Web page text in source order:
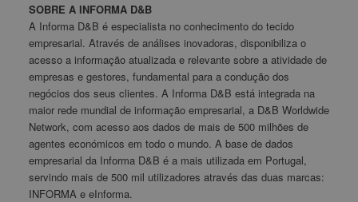
SOBRE A INFORMA D&B
A Informa D&B é especialista no conhecimento do tecido
empresarial. Através de análises inovadoras, disponibiliza o
acesso a informação atualizada e relevante sobre a atividade de
empresas e gestores, fundamental para a condução dos
negócios dos seus clientes. A Informa D&B está integrada na
maior rede mundial de informação empresarial, a D&B Worldwide
Network, com acesso aos dados de mais de 500 milhões de
agentes económicos em todo o mundo. A base de dados
empresarial da Informa D&B é a mais utilizada em Portugal,
servindo mais de 500 mil utilizadores através das duas marcas:
INFORMA e eInforma.